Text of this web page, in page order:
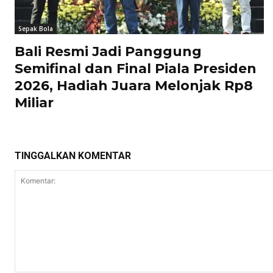
Sepak Bola
Bali Resmi Jadi Panggung
Semifinal dan Final Piala Presiden
2026, Hadiah Juara Melonjak Rp8
Miliar
TINGGALKAN KOMENTAR